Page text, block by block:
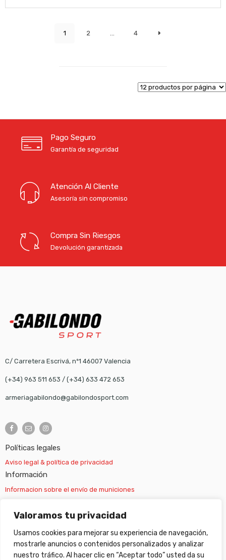
Valoramos tu privacidad
Usamos cookies para mejorar su experiencia de navegación,
mostrarle anuncios o contenidos personalizados y analizar
nuestro tráfico. Al hacer clic en “Aceptar todo” usted da su
1 2 4
Pago Seguro
Garantía de seguridad
Atención Al Cliente
Asesoría sin compromiso
Compra Sin Riesgos
Devolución garantizada
C/ Carretera Escrivá, nº1 46007 Valencia
(+34) 963 511 653 / (+34) 633 472 653
armeriagabilondo@gabilondosport.com
Políticas legales
Aviso legal & política de privacidad
Información
Informacion sobre el envío de municiones
Información sobre el envío de armas
Cambios y devoluciones